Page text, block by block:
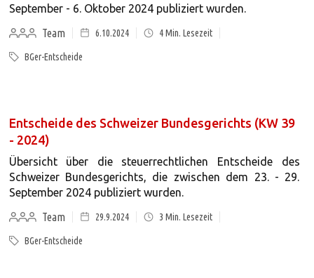
September - 6. Oktober 2024 publiziert wurden.
Team
6.10.2024 4Min. Lesezeit
BGer-Entscheide
Entscheide des Schweizer Bundesgerichts (KW 39
- 2024)
Übersicht über die steuerrechtlichen Entscheide des
Schweizer Bundesgerichts, die zwischen dem 23. - 29.
September 2024 publiziert wurden.
Team
29.9.2024 3 Min. Lesezeit
BGer-Entscheide